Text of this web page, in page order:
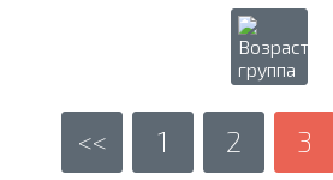
<< 1 2 3